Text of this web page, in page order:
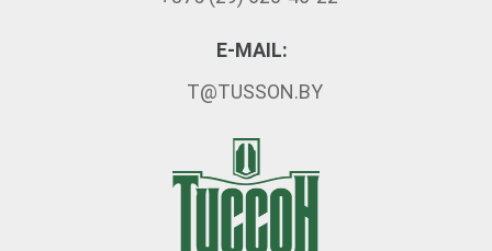
E-MAIL:
T@TUSSON.BY